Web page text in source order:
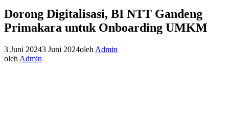
Dorong Digitalisasi, BI NTT Gandeng
Primakara untuk Onboarding UMKM
3 Juni 20243 Juni 2024oleh Admin
oleh Admin